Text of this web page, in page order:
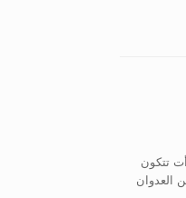
بدأت تتكون
الفلسطينية، استمر حتى العام 1982، حين تمكن العدوان